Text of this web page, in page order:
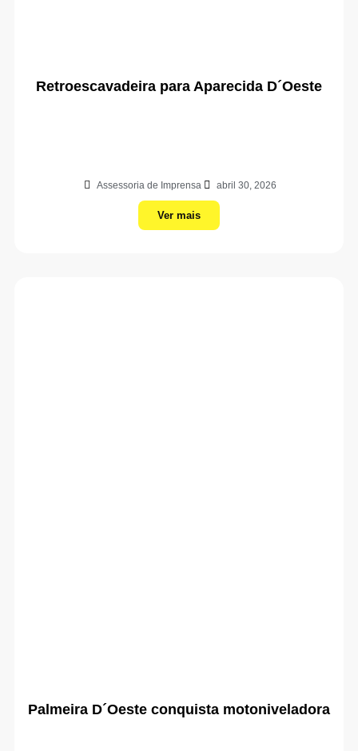
Retroescavadeira para Aparecida D´Oeste
Assessoria de Imprensa abril 30, 2026
Ver mais
Palmeira D´Oeste conquista motoniveladora